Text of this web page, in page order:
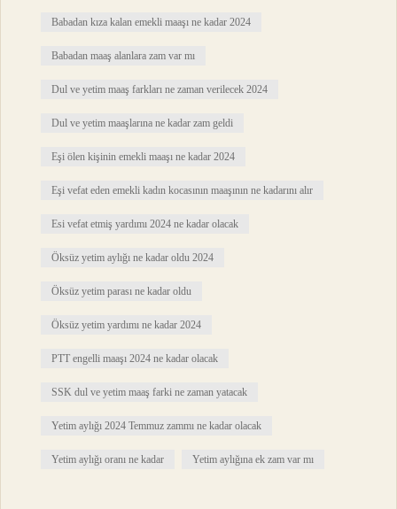
Babadan kıza kalan emekli maaşı ne kadar 2024
Babadan maaş alanlara zam var mı
Dul ve yetim maaş farkları ne zaman verilecek 2024
Dul ve yetim maaşlarına ne kadar zam geldi
Eşi ölen kişinin emekli maaşı ne kadar 2024
Eşi vefat eden emekli kadın kocasının maaşının ne kadarını alır
Esi vefat etmiş yardımı 2024 ne kadar olacak
Öksüz yetim aylığı ne kadar oldu 2024
Öksüz yetim parası ne kadar oldu
Öksüz yetim yardımı ne kadar 2024
PTT engelli maaşı 2024 ne kadar olacak
SSK dul ve yetim maaş farki ne zaman yatacak
Yetim aylığı 2024 Temmuz zammı ne kadar olacak
Yetim aylığı oranı ne kadar Yetim aylığına ek zam var mı